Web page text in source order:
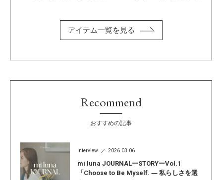
アイテム一覧を見る
Recommend
おすすめの記事
Interview 2026.03.06
mi luna JOURNALーSTORYーVol.1
「Choose to Be Myself. ― 私らしさを選